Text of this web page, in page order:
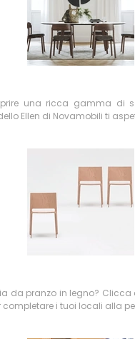
una ricca gamma di
Ellen di Novamobili ti
da pranzo in legno? Clicca
i tuoi locali alla